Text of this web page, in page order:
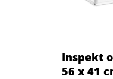
Inspekt
56 x 41